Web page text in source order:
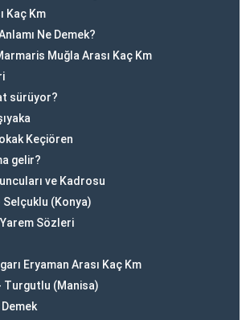
Kaç Km
Ne Demek?
Muğla Arası Kaç Km
sürüyor?
Keçiören
gelir?
ve Kadrosu
(Konya)
Sözleri
Eryaman Arası Kaç Km
Turgutlu (Manisa)